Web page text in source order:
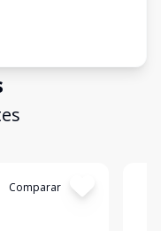
Comparar